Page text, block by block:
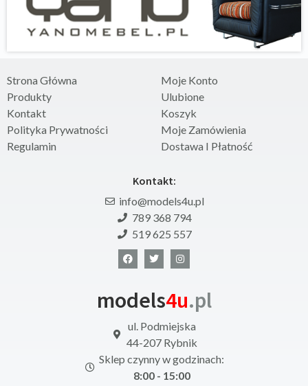
Strona Główna
Produkty
Kontakt
Polityka Prywatności
Regulamin
Moje Konto
Ulubione
Koszyk
Moje Zamówienia
Dostawa I Płatność
Kontakt:
info@models4u.pl
789 368 794
519 625 557
models4u.pl
ul. Podmiejska
44-207 Rybnik
Sklep czynny w godzinach:
8:00 - 15:00